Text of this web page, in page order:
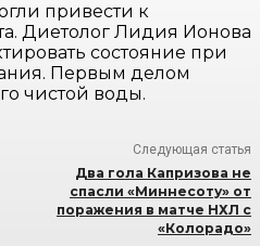
привести к
Диетолог Лидия Ионова
состояние при
Первым делом
чистой воды.
Следующая статья
Два гола Капризова не
спасли «Миннесоту» от
поражения в матче НХЛ с
«Колорадо»